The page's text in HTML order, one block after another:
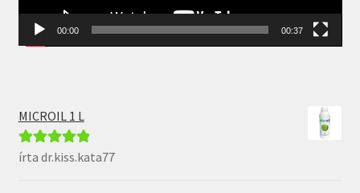
00:00 00:37
MICROIL 1 L
Értékelés:5 /
írta dr.kiss.kata77